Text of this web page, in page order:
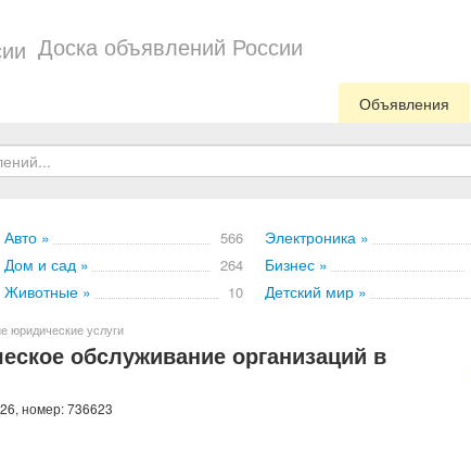
Доска объявлений России
Объявления
Авто » 566 Электроника »
Дом и сад » 264 Бизнес »
Животные » 10 Детский мир »
юридические услуги
обслуживание организаций в
номер: 736623